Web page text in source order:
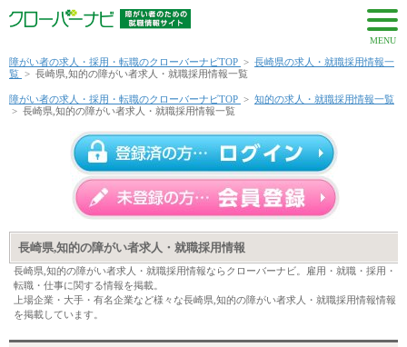
MENU
障がい者の求人・採用・転職のクローバーナビTOP > 長崎県の求人・就職採用情報一
覧 > 長崎県,知的の障がい者求人・就職採用情報一覧
障がい者の求人・採用・転職のクローバーナビTOP > 知的の求人・就職採用情報一覧
> 長崎県,知的の障がい者求人・就職採用情報一覧
長崎県,知的の障がい者求人・就職採用情報
長崎県,知的の障がい者求人・就職採用情報ならクローバーナビ。雇用・就職・採用・
転職・仕事に関する情報を掲載。
上場企業・大手・有名企業など様々な長崎県,知的の障がい者求人・就職採用情報情報
を掲載しています。